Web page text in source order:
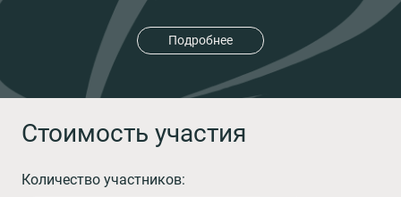
Подробнее
Стоимость участия
Количество участников: